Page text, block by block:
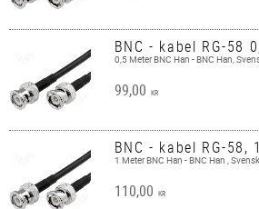
BNC - kabel RG-58
0,5 Meter BNC Han - BNC Han,
99,00 KR
BNC - kabel RG-58,
1 Meter BNC Han - BNC Han ,
110,00 KR